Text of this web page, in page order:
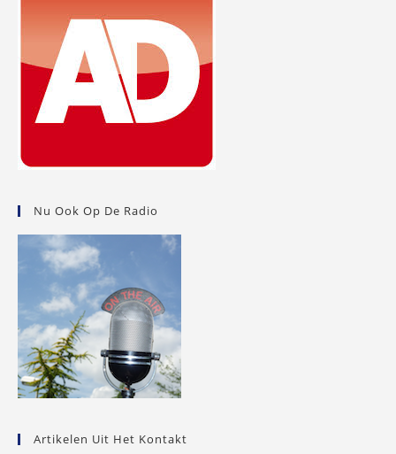
Nu Ook Op De Radio
Artikelen Uit Het Kontakt